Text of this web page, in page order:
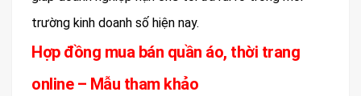
trường kinh doanh số hiện nay.
Hợp đồng mua bán quần áo, thời trang
online – Mẫu tham khảo